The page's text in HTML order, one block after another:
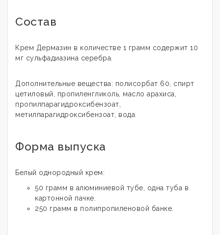
Состав
Крем Дермазин в количестве 1 грамм содержит 10
мг сульфадиазина серебра.
Дополнительные вещества: полисорбат 60, спирт
цетиловый, пропиленгликоль, масло арахиса,
пропилпарагидроксибензоат,
метилпарагидроксибензоат, вода.
Форма выпуска
Белый однородный крем:
50 грамм в алюминиевой тубе, одна туба в
картонной пачке.
250 грамм в полипропиленовой банке.